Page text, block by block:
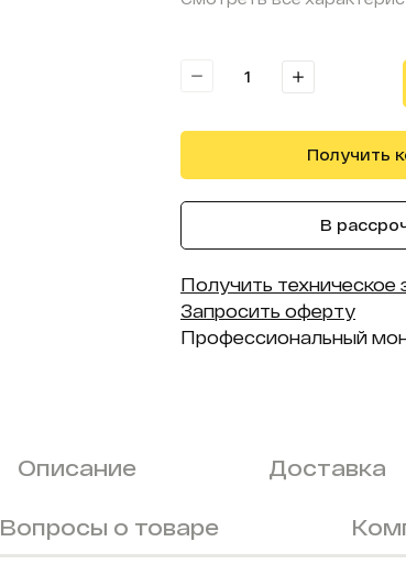
Получить
В
Получить техническое
Запросить оферту
Профессиональный
Описание Доставка
Вопросы о товаре